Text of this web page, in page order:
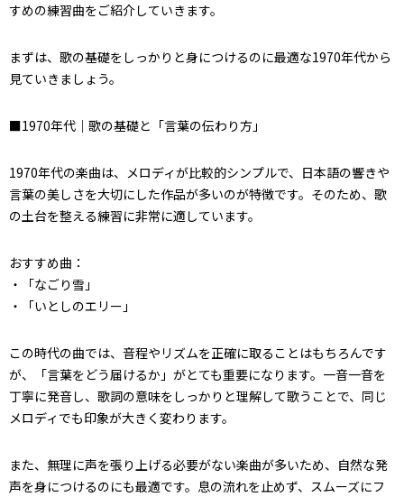
すめの練習曲をご紹介していきます。
まずは、歌の基礎をしっかりと身につけるのに最適な1970年代から
見ていきましょう。
■1970年代｜歌の基礎と「言葉の伝わり方」
1970年代の楽曲は、メロディが比較的シンプルで、日本語の響きや
言葉の美しさを大切にした作品が多いのが特徴です。そのため、歌
の土台を整える練習に非常に適しています。
おすすめ曲：
・「なごり雪」
・「いとしのエリー」
この時代の曲では、音程やリズムを正確に取ることはもちろんです
が、「言葉をどう届けるか」がとても重要になります。一音一音を
丁寧に発音し、歌詞の意味をしっかりと理解して歌うことで、同じ
メロディでも印象が大きく変わります。
また、無理に声を張り上げる必要がない楽曲が多いため、自然な発
声を身につけるのにも最適です。息の流れを止めず、スムーズにフ